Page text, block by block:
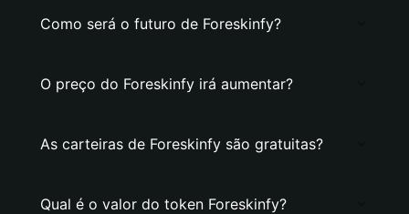
Como será o futuro de Foreskinfy?
O preço do Foreskinfy irá aumentar?
As carteiras de Foreskinfy são gratuitas?
Qual é o valor do token Foreskinfy?